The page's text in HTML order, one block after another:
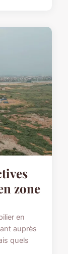
zone
en
auprès
quels